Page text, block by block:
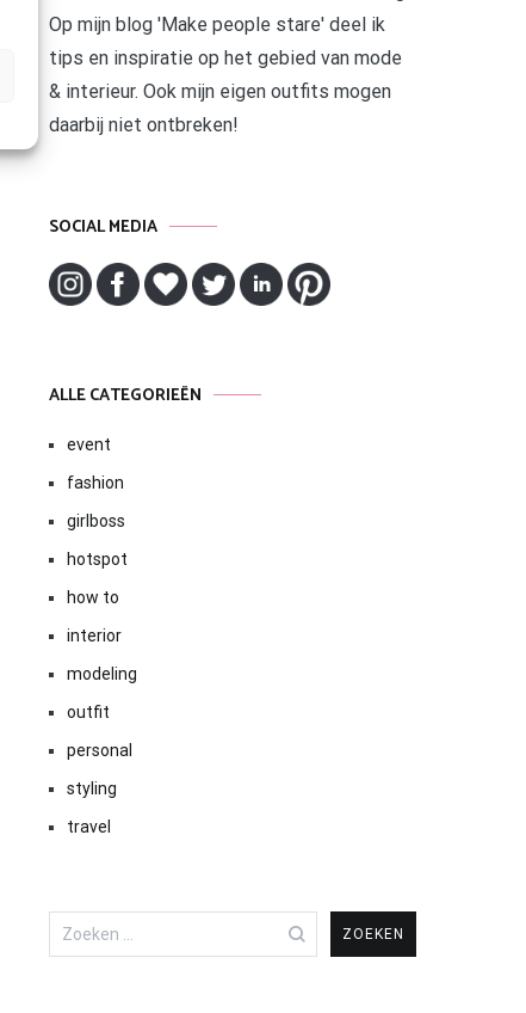
Op mijn blog 'Make people stare' deel ik
tips en inspiratie op het gebied van mode
& interieur. Ook mijn eigen outfits mogen
daarbij niet ontbreken!
SOCIAL MEDIA
ALLE CATEGORIEËN
event
fashion
girlboss
hotspot
how to
interior
modeling
outfit
personal
styling
travel
naar: